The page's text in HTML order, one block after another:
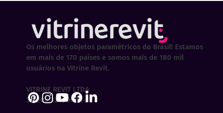
Os melhores objetos paramétricos do Brasil! Estamos
em mais de 170 países e somos mais de 180 mil
usuários na Vitrine Revit.
VITRINE REVIT LTDA
30.202.323/0001-29